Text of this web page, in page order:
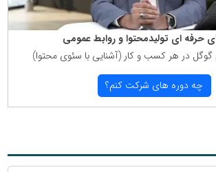
حرفه ای تولیدمحتوا و روابط عمومی
گوگل در هر كسب و كار (آشنایی با سئوی محتوا)
چه دوره های شركت كنم؟